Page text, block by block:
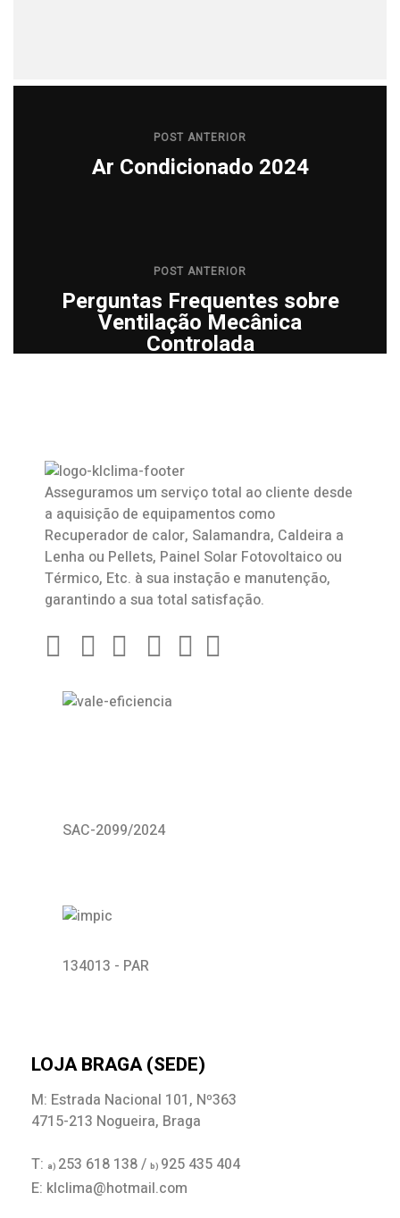
POST ANTERIOR
Ar Condicionado 2024
POST ANTERIOR
Perguntas Frequentes sobre
Ventilação Mecânica
Controlada
Asseguramos um serviço total ao cliente desde
a aquisição de equipamentos como
Recuperador de calor, Salamandra, Caldeira a
Lenha ou Pellets, Painel Solar Fotovoltaico ou
Térmico, Etc. à sua instação e manutenção,
garantindo a sua total satisfação.
SAC-2099/2024
134013 - PAR
LOJA BRAGA (SEDE)
M: Estrada Nacional 101, Nº363
4715-213 Nogueira, Braga
T: a) 253 618 138 / b) 925 435 404
E: klclima@hotmail.com